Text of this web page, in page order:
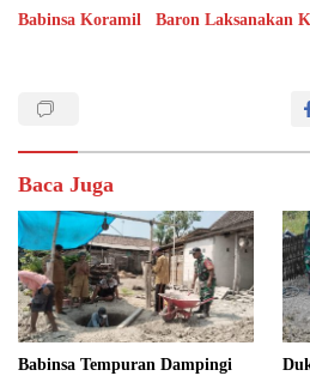
Babinsa Koramil Baron Laksanakan
Baca Juga
Babinsa Tempuran Dampingi